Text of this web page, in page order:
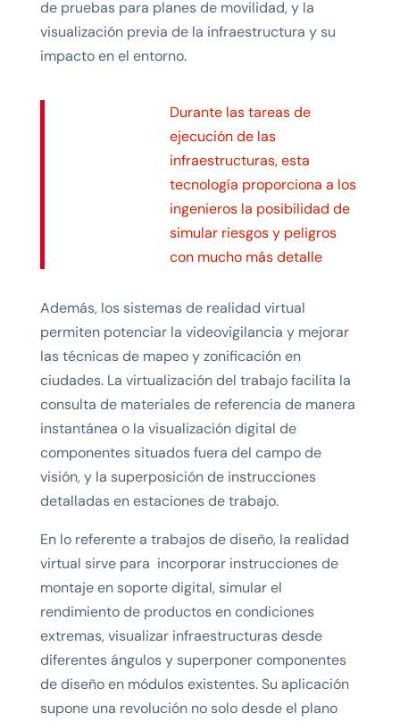
de pruebas para planes de movilidad, y la
visualización previa de la infraestructura y su
impacto en el entorno.
Durante las tareas de
ejecución de las
infraestructuras, esta
tecnología proporciona a los
ingenieros la posibilidad de
simular riesgos y peligros
con mucho más detalle
Además, los sistemas de realidad virtual
permiten potenciar la videovigilancia y mejorar
las técnicas de mapeo y zonificación en
ciudades. La virtualización del trabajo facilita la
consulta de materiales de referencia de manera
instantánea o la visualización digital de
componentes situados fuera del campo de
visión, y la superposición de instrucciones
detalladas en estaciones de trabajo.
En lo referente a trabajos de diseño, la realidad
virtual sirve para incorporar instrucciones de
montaje en soporte digital, simular el
rendimiento de productos en condiciones
extremas, visualizar infraestructuras desde
diferentes ángulos y superponer componentes
de diseño en módulos existentes. Su aplicación
supone una revolución no solo desde el plano